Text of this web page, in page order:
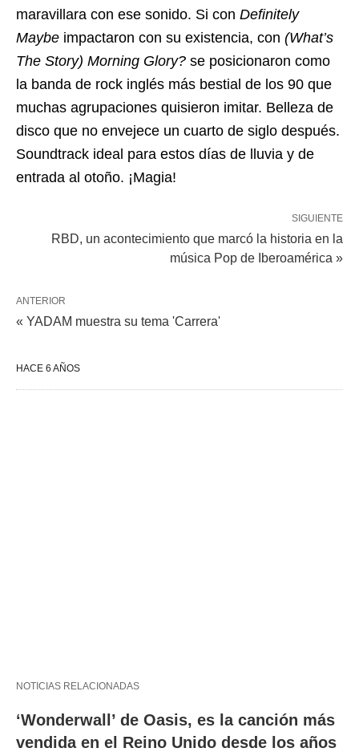
maravillara con ese sonido. Si con Definitely
Maybe impactaron con su existencia, con (What’s
The Story) Morning Glory? se posicionaron como
la banda de rock inglés más bestial de los 90 que
muchas agrupaciones quisieron imitar. Belleza de
disco que no envejece un cuarto de siglo después.
Soundtrack ideal para estos días de lluvia y de
entrada al otoño. ¡Magia!
SIGUIENTE
RBD, un acontecimiento que marcó la historia en la
música Pop de Iberoamérica »
ANTERIOR
« YADAM muestra su tema 'Carrera'
HACE 6 AÑOS
NOTICIAS RELACIONADAS
‘Wonderwall’ de Oasis, es la canción más
vendida en el Reino Unido desde los años